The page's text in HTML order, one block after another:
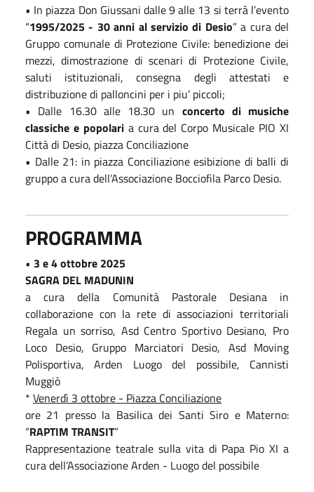
• In piazza Don Giussani dalle 9 alle 13 si terrà l’evento
“1995/2025 - 30 anni al servizio di Desio” a cura del
Gruppo comunale di Protezione Civile: benedizione dei
mezzi, dimostrazione di scenari di Protezione Civile,
saluti istituzionali, consegna degli attestati e
distribuzione di palloncini per i piu’ piccoli;
• Dalle 16.30 alle 18.30 un concerto di musiche
classiche e popolaria cura del Corpo Musicale PIO XI
Città di Desio, piazza Conciliazione
• Dalle 21: in piazza Conciliazione esibizione di balli di
gruppo a cura dell’Associazione Bocciofila Parco Desio.
PROGRAMMA
• 3 e 4 ottobre 2025
SAGRA DEL MADUNIN
a cura della Comunità Pastorale Desiana in
collaborazione con la rete di associazioni territoriali
Regala un sorriso, Asd Centro Sportivo Desiano, Pro
Loco Desio, Gruppo Marciatori Desio, Asd Moving
Polisportiva, Arden Luogo del possibile, Cannisti
Muggiò
* Venerdì 3 ottobre - Piazza Conciliazione
ore 21 presso la Basilica dei Santi Siro e Materno:
“RAPTIM TRANSIT”
Rappresentazione teatrale sulla vita di Papa Pio XI a
cura dell’Associazione Arden - Luogo del possibile